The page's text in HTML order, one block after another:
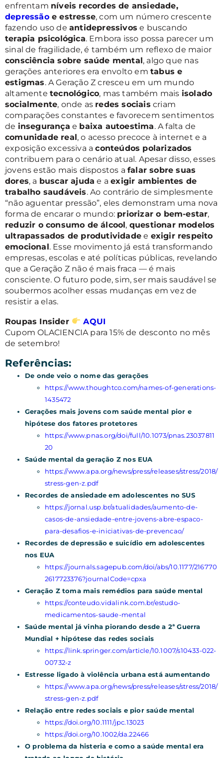
enfrentam níveis recordes de ansiedade,
depressãoe estresse, com um número crescente
fazendo uso de antidepressivos e buscando
terapia psicológica. Embora isso possa parecer um
sinal de fragilidade, é também um reflexo de maior
consciência sobre saúde mental, algo que nas
gerações anteriores era envolto em tabus e
estigmas. A Geração Z cresceu em um mundo
altamente tecnológico, mas também mais isolado
socialmente, onde as redes sociais criam
comparações constantes e favorecem sentimentos
de insegurança e baixa autoestima. A falta de
comunidade real, o acesso precoce à internet e a
exposição excessiva aconteúdos polarizados
contribuem para o cenário atual. Apesar disso, esses
jovens estão mais dispostos a falar sobre suas
dores, a buscar ajuda e aexigir ambientes de
trabalho saudáveis. Ao contrário de simplesmente
“não aguentar pressão”, eles demonstram uma nova
forma de encarar o mundo: priorizar o bem-estar,
reduzir o consumo de álcool, questionar modelos
ultrapassados de produtividade e exigir respeito
emocional. Esse movimento já está transformando
empresas, escolas e até políticas públicas, revelando
que a Geração Z não é mais fraca — é mais
consciente. O futuro pode, sim, ser mais saudável se
soubermos acolher essas mudanças em vez de
resistir a elas.
Roupas Insider
AQUI
Cupom OLACIENCIA para 15% de desconto no mês
de setembro!
Referências:
De onde veio o nome das gerações
https://www.thoughtco.com/names-of-generations-
1435472
Gerações mais jovens com saúde mental pior e
hipótese dos fatores protetores
https://www.pnas.org/doi/full/10.1073/pnas.23037811
20
Saúde mental da geração Z nos EUA
https://www.apa.org/news/press/releases/stress/2018/
stress-gen-z.pdf
Recordes de ansiedade em adolescentes no SUS
https://jornal.usp.br/atualidades/aumento-de-
casos-de-ansiedade-entre-jovens-abre-espaco-
para-desafios-e-iniciativas-de-prevencao/
Recordes de depressão e suicídio em adolescentes
nos EUA
https://journals.sagepub.com/doi/abs/10.1177/216770
2617723376?journalCode=cpxa
Geração Z toma mais remédios para saúde mental
https://conteudo.vidalink.com.br/estudo-
medicamentos-saude-mental
Saúde mental já vinha piorando desde a 2ª Guerra
Mundial + hipótese das redes sociais
https://link.springer.com/article/10.1007/s10433-022-
00732-z
Estresse ligado à violência urbana está aumentando
https://www.apa.org/news/press/releases/stress/2018/
stress-gen-z.pdf
Relação entre redes sociais e pior saúde mental
https://doi.org/10.1111/jpc.13023
https://doi.org/10.1002/da.22466
O problema da histeria e como a saúde mental era